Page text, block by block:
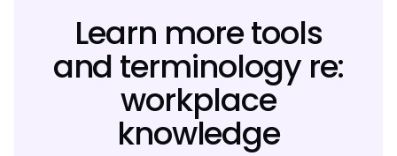
Learn more tools
and terminology re:
workplace
knowledge